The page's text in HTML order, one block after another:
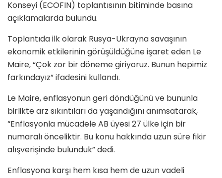
Konseyi (ECOFIN) toplantısının bitiminde basına
açıklamalarda bulundu.
Toplantıda ilk olarak Rusya-Ukrayna savaşının
ekonomik etkilerinin görüşüldüğüne işaret eden Le
Maire, “Çok zor bir döneme giriyoruz. Bunun hepimiz
farkındayız” ifadesini kullandı.
Le Maire, enflasyonun geri döndüğünü ve bununla
birlikte arz sıkıntıları da yaşandığını anımsatarak,
“Enflasyonla mücadele AB üyesi 27 ülke için bir
numaralı önceliktir. Bu konu hakkında uzun süre fikir
alışverişinde bulunduk” dedi.
Enflasyona karşı hem kısa hem de uzun vadeli